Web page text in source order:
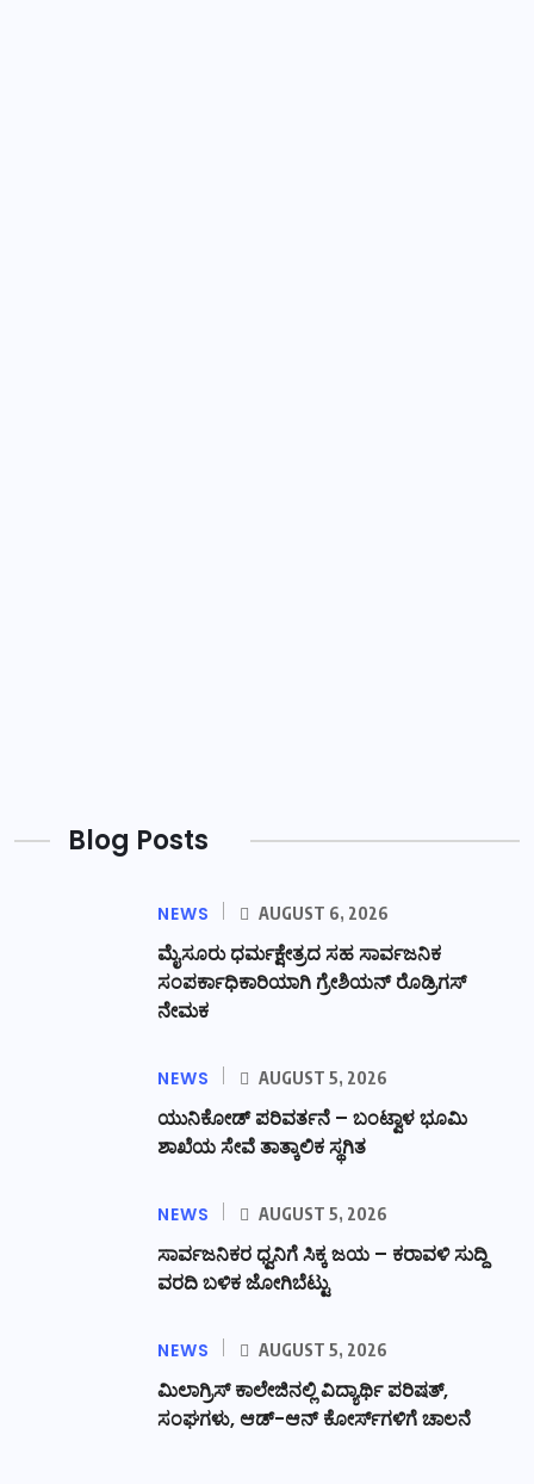
Blog Posts
NEWS AUGUST 6, 2026
ಮೈಸೂರು ಧರ್ಮಕ್ಷೇತ್ರದ ಸಹ ಸಾರ್ವಜನಿಕ
ಸಂಪರ್ಕಾಧಿಕಾರಿಯಾಗಿ ಗ್ರೇಶಿಯನ್ ರೊಡ್ರಿಗಸ್
ನೇಮಕ
NEWS AUGUST 5, 2026
ಯುನಿಕೋಡ್ ಪರಿವರ್ತನೆ – ಬಂಟ್ವಾಳ ಭೂಮಿ
ಶಾಖೆಯ ಸೇವೆ ತಾತ್ಕಾಲಿಕ ಸ್ಥಗಿತ
NEWS AUGUST 5, 2026
ಸಾರ್ವಜನಿಕರ ಧ್ವನಿಗೆ ಸಿಕ್ಕ ಜಯ – ಕರಾವಳಿ ಸುದ್ದಿ
ವರದಿ ಬಳಿಕ ಜೋಗಿಬೆಟ್ಟು
NEWS AUGUST 5, 2026
ಮಿಲಾಗ್ರಿಸ್ ಕಾಲೇಜಿನಲ್ಲಿ ವಿದ್ಯಾರ್ಥಿ ಪರಿಷತ್‌,
ಸಂಘಗಳು, ಆಡ್-ಆನ್ ಕೋರ್ಸ್‌ಗಳಿಗೆ ಚಾಲನೆ